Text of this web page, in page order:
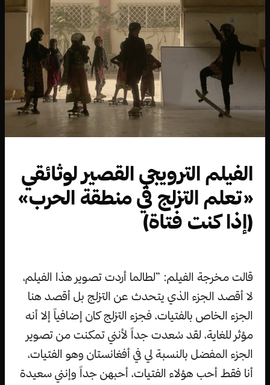
الفيلم الترويجي القصير لوثائقي
«تعلم التزلج في منطقة الحرب»
(إذا كنت فتاة)
قالت مخرجة الفيلم: ”لطالما أردت تصوير هذا الفيلم،
لا أقصد الجزء الذي يتحدث عن التزلج بل أقصد هنا
الجزء الخاص بالفتيات، فجزء التزلج كان إضافياً إلا أنه
مؤثر للغاية، لقد سُعدت جداً لأنني تمكنت من تصوير
الجزء المفضل بالنسبة لي في أفغانستان وهو الفتيات،
أنا فقط أحب هؤلاء الفتيات، أحبهن جداً وإنني سعيدة